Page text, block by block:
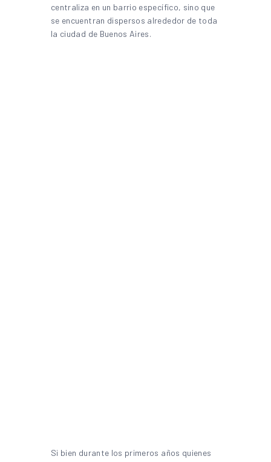
centraliza en un barrio específico, sino que
se encuentran dispersos alrededor de toda
la ciudad de Buenos Aires.
Si bien durante los primeros años quienes